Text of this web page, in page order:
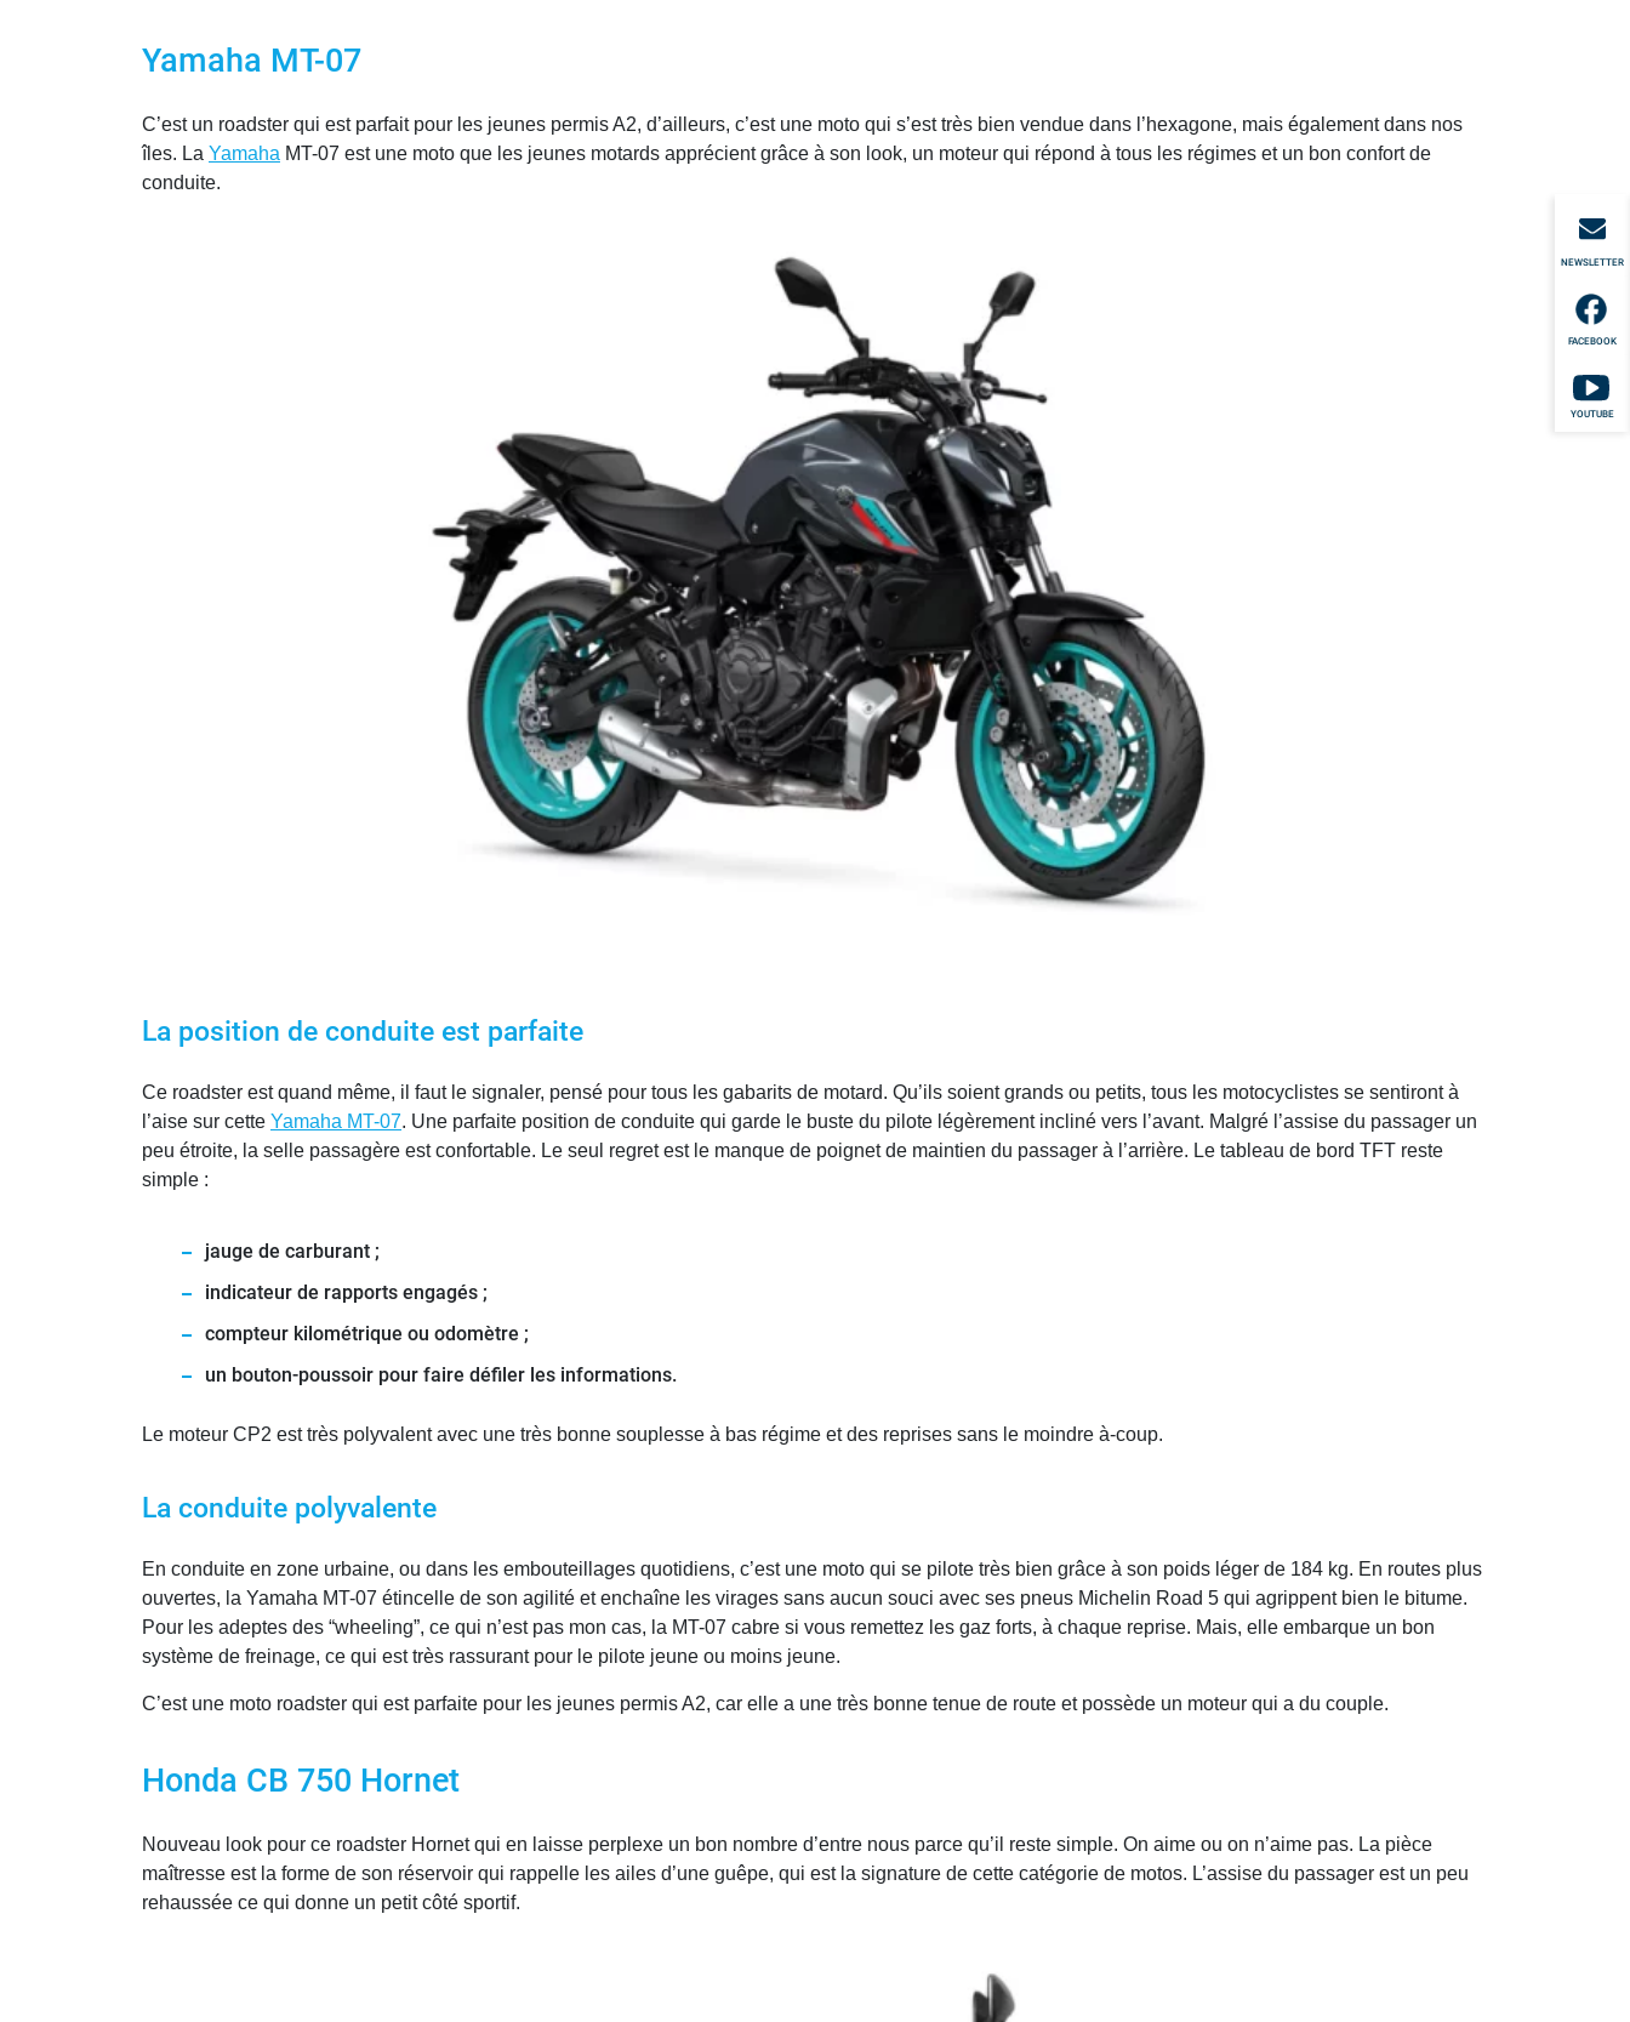
NEWSLETTER
FACEBOOK
YOUTUBE
Yamaha MT-07
C’est un roadster qui est parfait pour les jeunes permis A2, d’ailleurs, c’est une moto qui s’est très bien vendue dans l’hexagone, mais également dans nos
îles. La Yamaha MT-07 est une moto que les jeunes motards apprécient grâce à son look, un moteur qui répond à tous les régimes et un bon confort de
conduite.
La position de conduite est parfaite
Ce roadster est quand même, il faut le signaler, pensé pour tous les gabarits de motard. Qu’ils soient grands ou petits, tous les motocyclistes se sentiront à
l’aise sur cette Yamaha MT-07. Une parfaite position de conduite qui garde le buste du pilote légèrement incliné vers l’avant. Malgré l’assise du passager un
peu étroite, la selle passagère est confortable. Le seul regret est le manque de poignet de maintien du passager à l’arrière. Le tableau de bord TFT reste
simple :
jauge de carburant ;
indicateur de rapports engagés ;
compteur kilométrique ou odomètre ;
un bouton-poussoir pour faire défiler les informations.
Le moteur CP2 est très polyvalent avec une très bonne souplesse à bas régime et des reprises sans le moindre à-coup.
La conduite polyvalente
En conduite en zone urbaine, ou dans les embouteillages quotidiens, c’est une moto qui se pilote très bien grâce à son poids léger de 184 kg. En routes plus
ouvertes, la Yamaha MT-07 étincelle de son agilité et enchaîne les virages sans aucun souci avec ses pneus Michelin Road 5 qui agrippent bien le bitume.
Pour les adeptes des “wheeling”, ce qui n’est pas mon cas, la MT-07 cabre si vous remettez les gaz forts, à chaque reprise. Mais, elle embarque un bon
système de freinage, ce qui est très rassurant pour le pilote jeune ou moins jeune.
C’est une moto roadster qui est parfaite pour les jeunes permis A2, car elle a une très bonne tenue de route et possède un moteur qui a du couple.
Honda CB 750 Hornet
Nouveau look pour ce roadster Hornet qui en laisse perplexe un bon nombre d’entre nous parce qu’il reste simple. On aime ou on n’aime pas. La pièce
maîtresse est la forme de son réservoir qui rappelle les ailes d’une guêpe, qui est la signature de cette catégorie de motos. L’assise du passager est un peu
rehaussée ce qui donne un petit côté sportif.